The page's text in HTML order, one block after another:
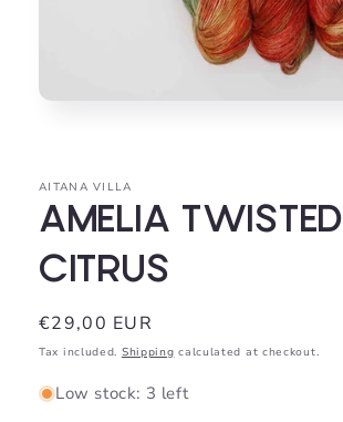
AITANA VILLA
AMELIA TWISTED
CITRUS
Regular
price
€29,00 EUR
Tax included. Shipping calculated at checkout.
Low stock: 3 left